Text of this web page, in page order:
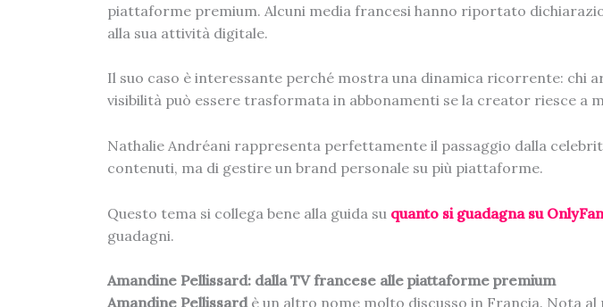
piattaforme premium. Alcuni media francesi hanno riportato
alla sua attività digitale.
Il suo caso è interessante perché mostra una dinamica ricorrente: chi
visibilità può essere trasformata in abbonamenti se la creator riesce
Nathalie Andréani rappresenta perfettamente il passaggio dalla
contenuti, ma di gestire un brand personale su più piattaforme.
Questo tema si collega bene alla guida su quanto si guadagna su
guadagni.
Amandine Pellissard: dalla TV francese alle piattaforme premium
Amandine Pellissardè un altro nome molto discusso in Francia. Nota